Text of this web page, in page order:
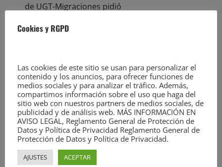
de UGT-Migraciones pidió
se ponga las pilas” porque,
reglamento de la nueva Ley
de Extranjería hay más de
320.000 peticiones de
regularización y apenas se
han resuelto un 25% de
ellas”.
En este sentido, Poch
Cookies y RGPD
Las cookies de este sitio se usan para personalizar el
contenido y los anuncios, para ofrecer funciones de
medios sociales y para analizar el tráfico. Además,
compartimos información sobre el uso que haga del
sitio web con nuestros partners de medios sociales, de
publicidad y de análisis web. MÁS INFORMACIÓN EN
AVISO LEGAL, Reglamento General de Protección de
Datos y Política de Privacidad Reglamento General de
Protección de Datos y Política de Privacidad.
AJUSTES ACEPTAR